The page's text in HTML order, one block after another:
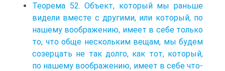
Теорема 52. Объект, который мы раньше
видели вместе с другими, или который, по
нашему воображению, имеет в себе только
то, что обще нескольким вещам, мы будем
созерцать не так долго, как тот, который,
по нашему воображению, имеет в себе что-